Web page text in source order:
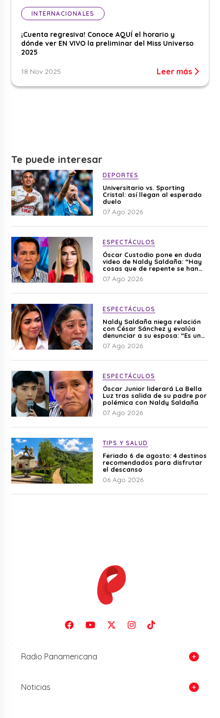
INTERNACIONALES
¡Cuenta regresiva! Conoce AQUÍ el horario y
dónde ver EN VIVO la preliminar del Miss Universo
2025
18 Nov 2025 Leer más
Te puede interesar
DEPORTES
Universitario vs. Sporting
Cristal: así llegan al esperado
duelo
07 Ago 2026
ESPECTÁCULOS
Óscar Custodio pone en duda
video de Naldy Saldaña: “Hay
cosas que de repente se han
editado”
07 Ago 2026
ESPECTÁCULOS
Naldy Saldaña niega relación
con César Sánchez y evalúa
denunciar a su esposa: “Es una
difamación”
07 Ago 2026
ESPECTÁCULOS
Óscar Junior liderará La Bella
Luz tras salida de su padre por
polémica con Naldy Saldaña
07 Ago 2026
TIPS Y SALUD
Feriado 6 de agosto: 4 destinos
recomendados para disfrutar
el descanso
06 Ago 2026
Radio Panamericana
Noticias